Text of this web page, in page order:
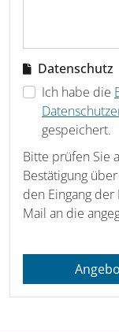
Datenschutz
Ich habe die
gespeichert.
Bitte prüfen Sie
Bestätigung über
den Eingang
Mail an die